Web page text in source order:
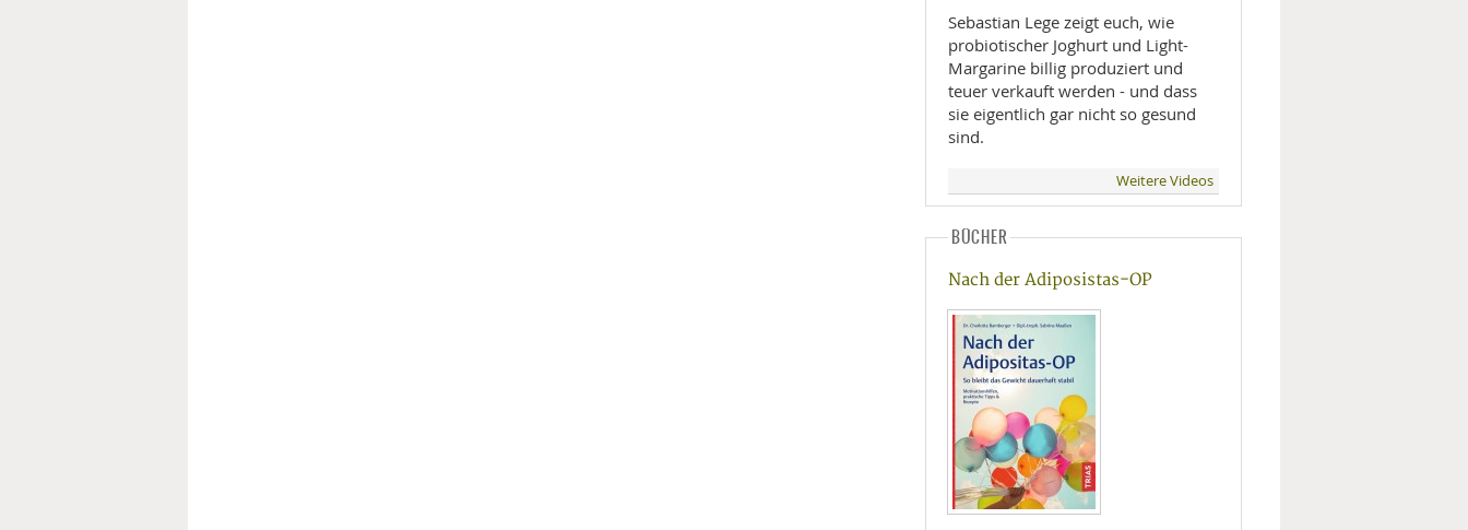
Sebastian Lege zeigt euch, wie
probiotischer Joghurt und Light-
Margarine billig produziert und
teuer verkauft werden - und dass
sie eigentlich gar nicht so gesund
sind.
Weitere Videos
BÜCHER
Nach der Adiposistas-OP